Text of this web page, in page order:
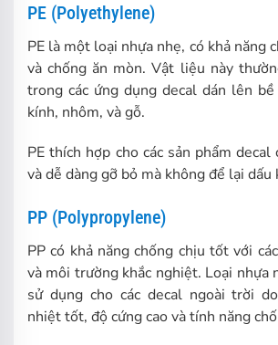
PE (Polyethylene)
PE là một loại nhựa nhẹ, có khả năng
và chống ăn mòn. Vật liệu này
trong các ứng dụng decal dán lên
kính, nhôm, và gỗ.
PE thích hợp cho các sản phẩm
và dễ dàng gỡ bỏ mà không để lại dấu
PP (Polypropylene)
PP có khả năng chống chịu tốt với
và môi trường khắc nghiệt. Loại nhựa
sử dụng cho các decal ngoài trời
nhiệt tốt, độ cứng cao và tính năng